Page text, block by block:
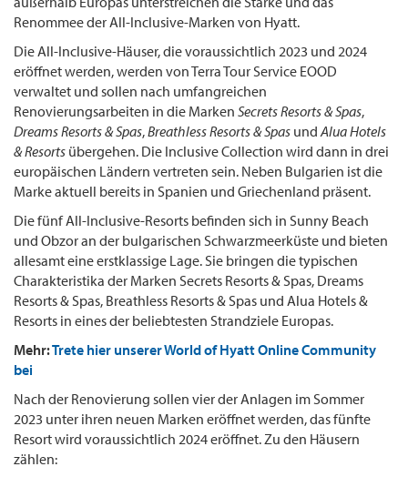
Renommee der All-Inclusive-Marken von Hyatt.
Die All-Inclusive-Häuser, die voraussichtlich 2023 und 2024
eröffnet werden, werden von Terra Tour Service EOOD
verwaltet und sollen nach umfangreichen
Renovierungsarbeiten in die Marken Secrets Resorts & Spas,
Dreams Resorts & Spas,Breathless Resorts & Spas und Alua Hotels
& Resorts übergehen. Die Inclusive Collection wird dann in drei
europäischen Ländern vertreten sein. Neben Bulgarien ist die
Marke aktuell bereits in Spanien und Griechenland präsent.
Die fünf All-Inclusive-Resorts befinden sich in Sunny Beach
und Obzor an der bulgarischen Schwarzmeerküste und bieten
allesamt eine erstklassige Lage. Sie bringen die typischen
Charakteristika der Marken Secrets Resorts & Spas, Dreams
Resorts & Spas, Breathless Resorts & Spas und Alua Hotels &
Resorts in eines der beliebtesten Strandziele Europas.
Mehr:Trete hier unserer World of Hyatt Online Community
bei
Nach der Renovierung sollen vier der Anlagen im Sommer
2023 unter ihren neuen Marken eröffnet werden, das fünfte
Resort wird voraussichtlich 2024 eröffnet. Zu den Häusern
zählen: